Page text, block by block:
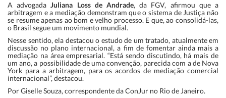
A advogadaJuliana Loss de Andrade, da FGV, afirmou que a
arbitragem e a mediação demonstram que o sistema de Justiça não
se resume apenas ao bom e velho processo. E que, ao consolidá-las,
o Brasil segue um movimento mundial.
Nesse sentido, ela destacou o estudo de um tratado, atualmente em
discussão no plano internacional, a fim de fomentar ainda mais a
mediação na área empresarial. “Está sendo discutindo, há mais de
um ano, a possibilidade de uma convenção, parecida com a de Nova
York para a arbitragem, para os acordos de mediação comercial
internacional”, destacou.
Por Giselle Souza, correspondente da ConJur no Rio de Janeiro.